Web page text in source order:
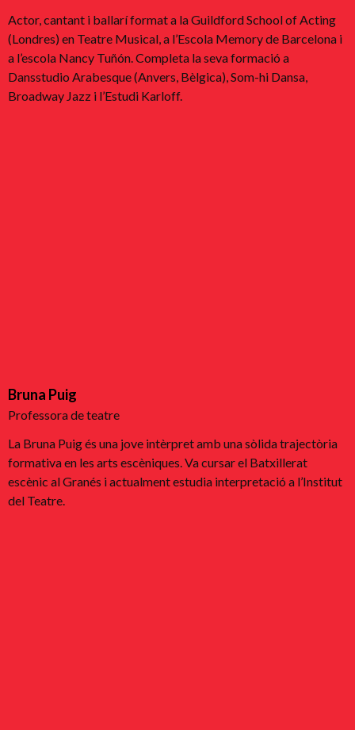
Actor, cantant i ballarí format a la Guildford School of Acting
(Londres) en Teatre Musical, a l’Escola Memory de Barcelona i
a l’escola Nancy Tuñón. Completa la seva formació a
Dansstudio Arabesque (Anvers, Bèlgica), Som-hi Dansa,
Broadway Jazz i l’Estudi Karloff.
Bruna Puig
Professora de teatre
La Bruna Puig és una jove intèrpret amb una sòlida trajectòria
formativa en les arts escèniques. Va cursar el Batxillerat
escènic al Granés i actualment estudia interpretació a l’Institut
del Teatre.